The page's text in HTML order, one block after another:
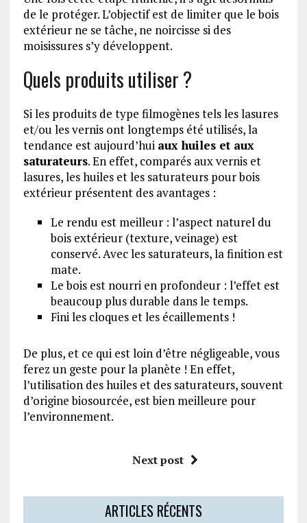
de le protéger. L’objectif est de limiter que le bois
extérieur ne se tâche, ne noircisse si des
moisissures s’y développent.
Quels produits utiliser ?
Si les produits de type filmogènes tels les lasures
et/ou les vernis ont longtemps été utilisés, la
tendance est aujourd’hui aux huiles et aux
saturateurs. En effet, comparés aux vernis et
lasures, les huiles et les saturateurs pour bois
extérieur présentent des avantages :
Le rendu est meilleur : l’aspect naturel du
bois extérieur (texture, veinage) est
conservé. Avec les saturateurs, la finition est
mate.
Le bois est nourri en profondeur : l’effet est
beaucoup plus durable dans le temps.
Fini les cloques et les écaillements !
De plus, et ce qui est loin d’être négligeable, vous
ferez un geste pour la planète ! En effet,
l’utilisation des huiles et des saturateurs, souvent
d’origine biosourcée, est bien meilleure pour
l’environnement.
Next post
ARTICLES RÉCENTS